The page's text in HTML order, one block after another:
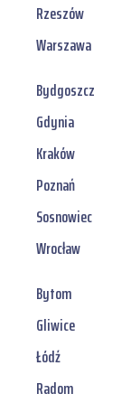
Rzeszów
Warszawa
Bydgoszcz
Gdynia
Kraków
Poznań
Sosnowiec
Wrocław
Bytom
Gliwice
Łódź
Radom